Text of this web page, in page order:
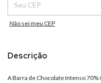
Não sei meu CEP
Descrição
A Barra de Chocolate Intenso 70%